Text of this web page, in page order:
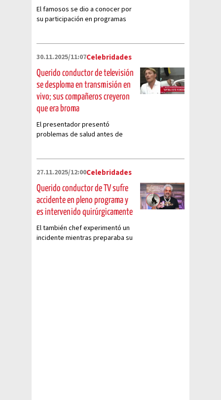
El famosos se dio a conocer por
su participación en programas
30.11.2025/11:07Celebridades
Querido conductor de televisión
se desploma en transmisión en
vivo; sus compañeros creyeron
que era broma
El presentador presentó
problemas de salud antes de
27.11.2025/12:00Celebridades
Querido conductor de TV sufre
accidente en pleno programa y
es intervenido quirúrgicamente
El también chef experimentó un
incidente mientras preparaba su